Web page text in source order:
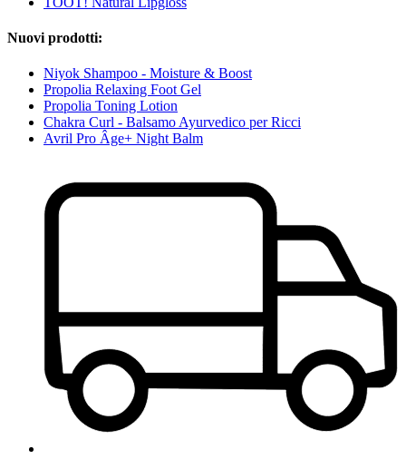
Nuovi prodotti:
Niyok Shampoo - Moisture & Boost
Propolia Relaxing Foot Gel
Propolia Toning Lotion
Chakra Curl - Balsamo Ayurvedico per Ricci
Avril Pro Âge+ Night Balm